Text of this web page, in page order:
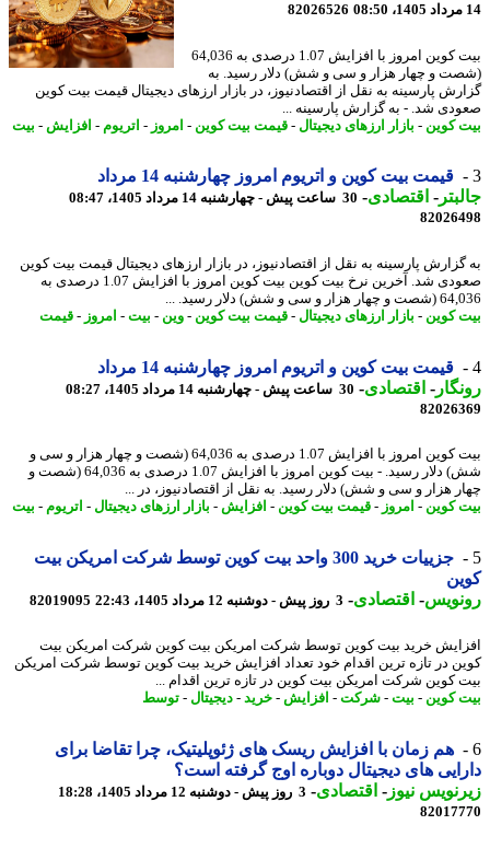
82026526
بیت کوین امروز با افزایش 1.07 درصدی به 64,036
و چهار هزار و سی و شش) دلار رسید. به
پارسینه به نقل از اقتصادنیوز، در بازار ارزهای دیجیتال قیمت بیت کوین
شد. - به گزارش پارسینه ...
کوین-بازار ارزهای دیجیتال-قیمت بیت کوین-امروز- اتریوم-افزایش -بیت
قیمت بیت کوین و اتریوم امروز چهارشنبه 14 مرداد
-اقتصادی-30 ساعت پیش - چهارشنبه 14 مرداد 1405، 08:47
پارسینه به نقل از اقتصادنیوز، در بازار ارزهای دیجیتال قیمت بیت کوین
صعودی شد. آخرین نرخ بیت کوین بیت کوین امروز با افزایش 1.07 درصدی به
و سی و شش) دلار رسید. ...
کوین-بازار ارزهای دیجیتال-قیمت بیت کوین-وین-بیت -امروز- قیمت
قیمت بیت کوین و اتریوم امروز چهارشنبه 14 مرداد
-اقتصادی-30 ساعت پیش - چهارشنبه 14 مرداد 1405، 08:27
بیت کوین امروز با افزایش 1.07 درصدی به 64,036 (شصت و چهار هزار و سی و
شش) دلار رسید. - بیت کوین امروز با افزایش 1.07 درصدی به 64,036 (شصت و
هزار و سی و شش) دلار رسید. به نقل از اقتصادنیوز، در ...
کوین-امروز- قیمت بیت کوین-افزایش -بازار ارزهای دیجیتال-اتریوم-بیت
جزییات خرید 300 واحد بیت کوین توسط شرکت امریکن بیت
-اقتصادی-3 روز پیش - دوشنبه 12 مرداد 1405، 22:43 82019095
خرید بیت کوین توسط شرکت امریکن بیت کوین شرکت امریکن بیت
در تازه ترین اقدام خود تعداد افزایش خرید بیت کوین توسط شرکت امریکن
کوین شرکت امریکن بیت کوین در تازه ترین اقدام ...
کوین-بیت -شرکت-افزایش -خرید- دیجیتال-توسط
هم زمان با افزایش ریسک های ژئوپلیتیک، چرا تقاضا برای
های دیجیتال دوباره اوج گرفته است؟
نیوز-اقتصادی-3 روز پیش - دوشنبه 12 مرداد 1405، 18:28